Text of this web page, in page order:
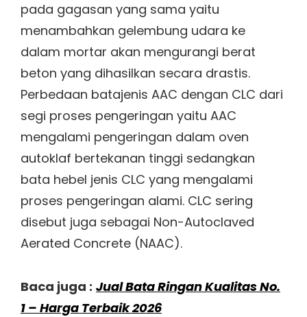
pada gagasan yang sama yaitu
menambahkan gelembung udara ke
dalam mortar akan mengurangi berat
beton yang dihasilkan secara drastis.
Perbedaan batajenis AAC dengan CLC dari
segi proses pengeringan yaitu AAC
mengalami pengeringan dalam oven
autoklaf bertekanan tinggi sedangkan
bata hebel jenis CLC yang mengalami
proses pengeringan alami. CLC sering
disebut juga sebagai Non-Autoclaved
Aerated Concrete (NAAC).
Baca juga : Jual Bata Ringan Kualitas No.
1 – Harga Terbaik 2026